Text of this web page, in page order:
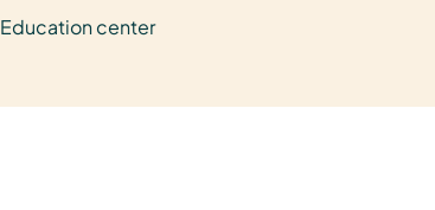
Education center